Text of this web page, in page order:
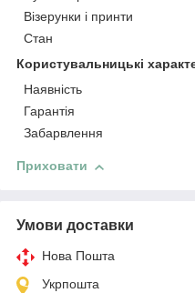
Візерунки і принти
Стан
Користувальницькі
Наявність
Гарантія
Забарвлення
Приховати
Умови доставки
Нова Пошта
Укрпошта